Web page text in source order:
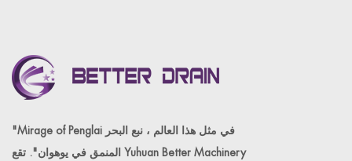
"Mirage of Penglai في مثل هذا العالم ، نبع البحر
المنمق في يوهوان". تقع Yuhuan Better Machinery